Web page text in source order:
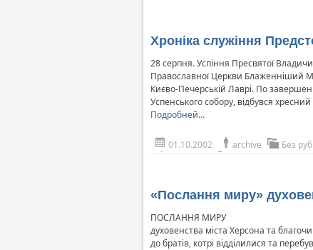
Хроніка служіння
28 серпня. Успіння Пресвятої
Православної Церкви Блаженніший
Києво-Печерській Лаврі. По
Успенського собору, відбувся
Подробней…
01.10.2002 archive Без
«Послання миру»
ПОСЛАННЯ МИРУ
духовенства міста Херсона та
до братів, котрі відділилися та